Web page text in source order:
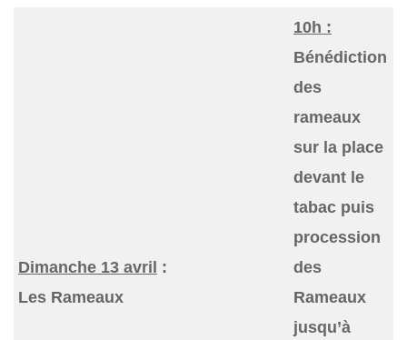
Dimanche 13 avril :
Les Rameaux
10h :
Bénédiction
des
rameaux
sur la place
devant le
tabac puis
procession
des
Rameaux
jusqu’à